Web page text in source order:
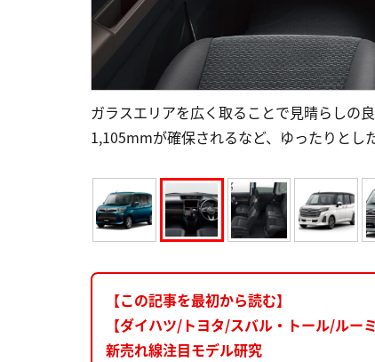
ガラスエリアを広く取ることで見晴らしの
1,105mmが確保されるなど、ゆったりとし
【この記事を最初から読む】
【ダイハツ/トヨタ/スバル・トール/ル
新売れ線注目モデル研究